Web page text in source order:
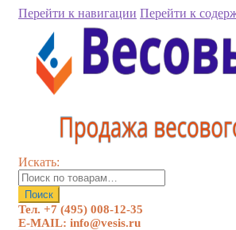
Перейти к навигации Перейти к
Искать:
Поиск
Тел. +7 (495) 008-12-35
E-MAIL: info@vesis.ru